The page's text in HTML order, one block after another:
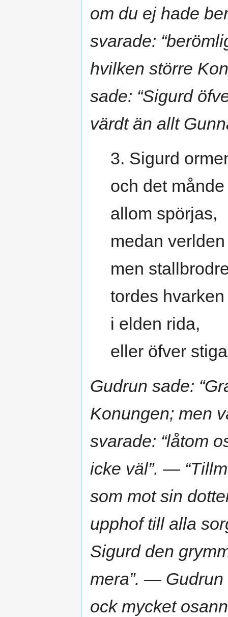
om du ej hade
svarade:
hvilken större
sade: “Sigurd
värdt än allt
3. Sigurd
och det
allom spörjas,
medan
men
tordes hvarken
i elden rida,
eller öfver
Gudrun sade:
Konungen; men
svarade: “låtom
icke väl”. —
som mot sin
upphof till alla
Sigurd den
mera”. — Gudrun
ock mycket